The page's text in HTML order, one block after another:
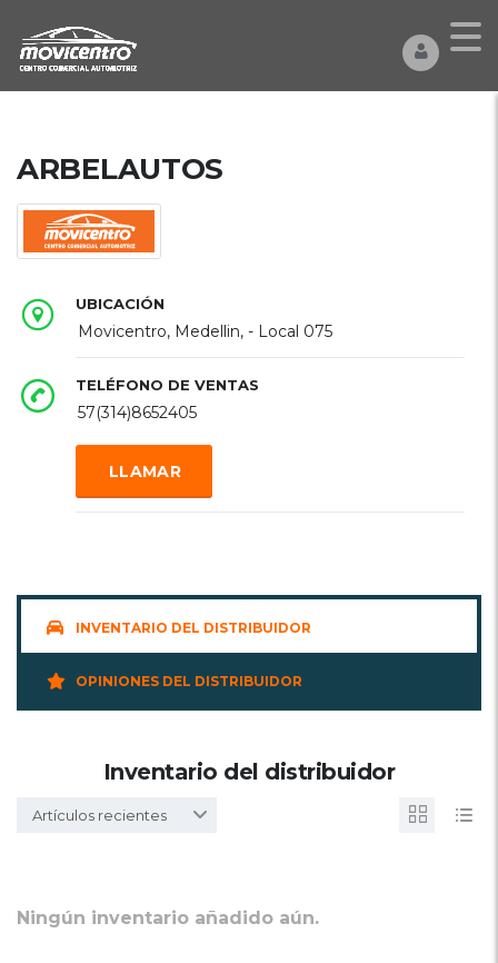
ARBELAUTOS
UBICACIÓN
Movicentro, Medellin, - Local 075
TELÉFONO DE VENTAS
57(314)8652405
LLAMAR
INVENTARIO DEL DISTRIBUIDOR
OPINIONES DEL DISTRIBUIDOR
Inventario del distribuidor
Artículos recientes
Ningún inventario añadido aún.